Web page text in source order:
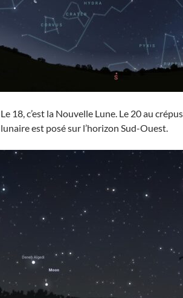
Le 18, c’est la Nouvelle Lune. Le 20 au
lunaire est posé sur l’horizon Sud-Ouest.